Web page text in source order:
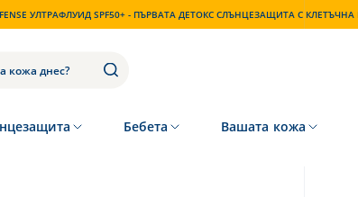
УЛТРАФЛУИД SPF50+ - ПЪРВАТА ДЕТОКС СЛЪНЦЕЗАЩИТА С
Бебета Вашата кожа